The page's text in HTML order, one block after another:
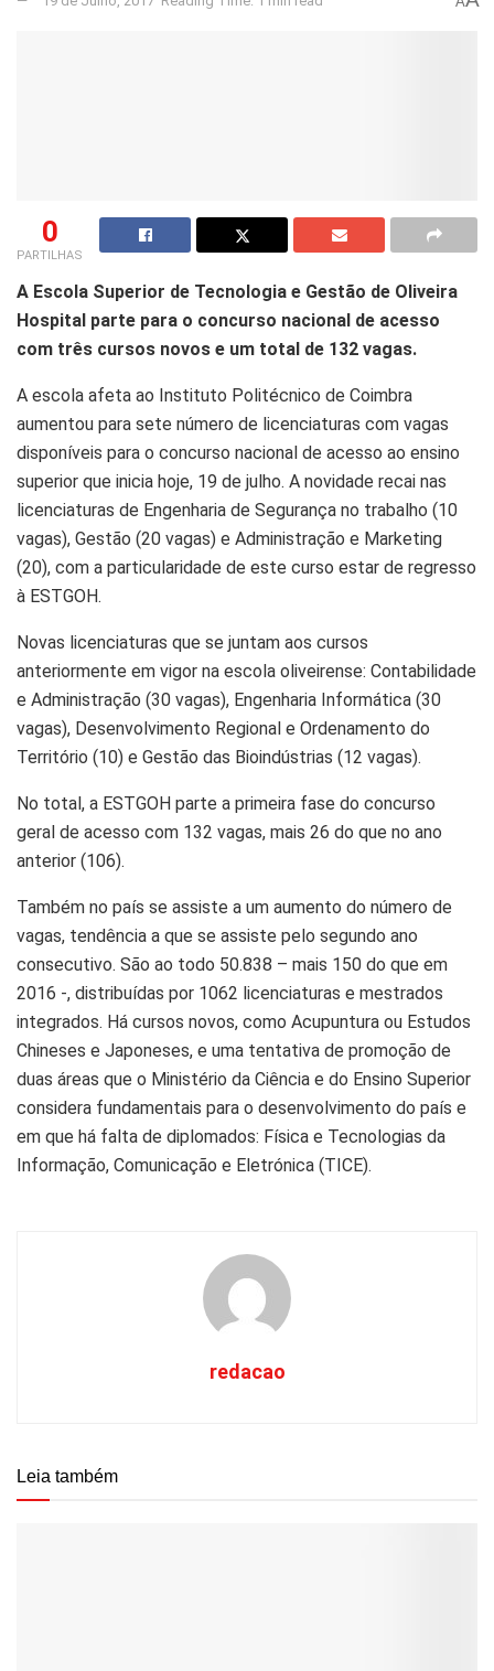
0
PARTILHAS
A Escola Superior de Tecnologia e Gestão de Oliveira
Hospital parte para o concurso nacional de acesso
com três cursos novos e um total de 132 vagas.
A escola afeta ao Instituto Politécnico de Coimbra
aumentou para sete número de licenciaturas com vagas
disponíveis para o concurso nacional de acesso ao ensino
superior que inicia hoje, 19 de julho. A novidade recai nas
licenciaturas de Engenharia de Segurança no trabalho (10
vagas), Gestão (20 vagas) e Administração e Marketing
(20), com a particularidade de este curso estar de regresso
à ESTGOH.
Novas licenciaturas que se juntam aos cursos
anteriormente em vigor na escola oliveirense: Contabilidade
e Administração (30 vagas), Engenharia Informática (30
vagas), Desenvolvimento Regional e Ordenamento do
Território (10) e Gestão das Bioindústrias (12 vagas).
No total, a ESTGOH parte a primeira fase do concurso
geral de acesso com 132 vagas, mais 26 do que no ano
anterior (106).
Também no país se assiste a um aumento do número de
vagas, tendência a que se assiste pelo segundo ano
consecutivo. São ao todo 50.838 – mais 150 do que em
2016 -, distribuídas por 1062 licenciaturas e mestrados
integrados. Há cursos novos, como Acupuntura ou Estudos
Chineses e Japoneses, e uma tentativa de promoção de
duas áreas que o Ministério da Ciência e do Ensino Superior
considera fundamentais para o desenvolvimento do país e
em que há falta de diplomados: Física e Tecnologias da
Informação, Comunicação e Eletrónica (TICE).
redacao
Leia também